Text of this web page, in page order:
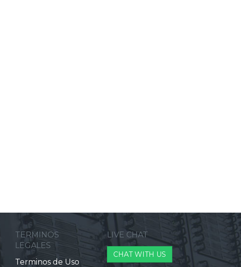
TERMINOS
LEGALES
Terminos de Uso
LIVE CHAT
CHAT WITH US